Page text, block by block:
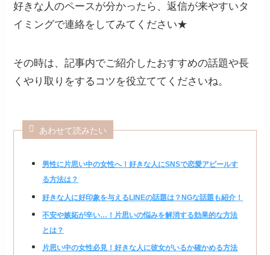
好きな人のペースが分かったら、返信が来やすいタ
イミングで連絡をしてみてください★
その時は、記事内でご紹介したおすすめの話題や長
くやり取りをするコツを役立ててくださいね。
あわせて読みたい
男性に片思い中の女性へ！好きな人にSNSで恋愛アピールす
る方法は？
好きな人に好印象を与えるLINEの話題は？NGな話題も紹介！
不安や嫉妬が辛い…！片思いの悩みを解消する効果的な方法
とは？
片思い中の女性必見！好きな人に彼女がいるか確かめる方法